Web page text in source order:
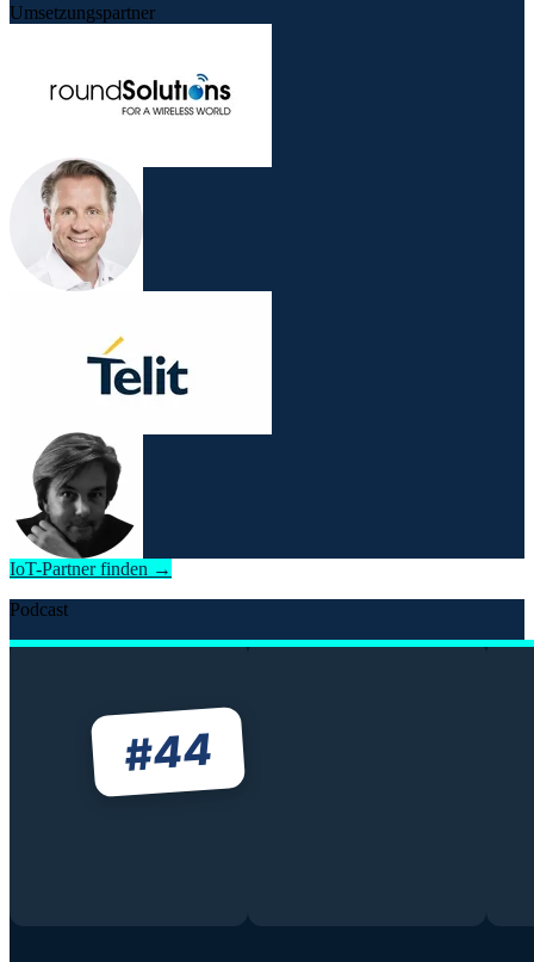
Umsetzungspartner
IoT-Partner finden →
Podcast
#44